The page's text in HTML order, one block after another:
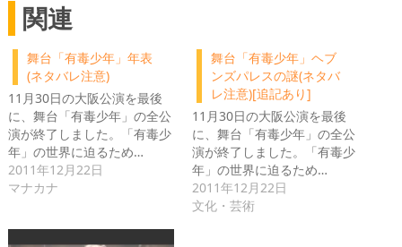
関連
舞台「有毒少年」年表
(ネタバレ注意)
11月30日の大阪公演を最後
に、舞台「有毒少年」の全公
演が終了しました。「有毒少
年」の世界に迫るため…
2011年12月22日
マナカナ
舞台「有毒少年」ヘブ
ンズパレスの謎(ネタバ
レ注意)[追記あり]
11月30日の大阪公演を最後
に、舞台「有毒少年」の全公
演が終了しました。「有毒少
年」の世界に迫るため…
2011年12月22日
文化・芸術